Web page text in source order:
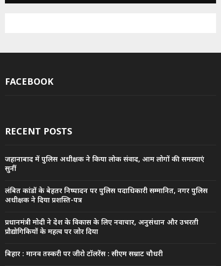
FACEBOOK
RECENT POSTS
जहानाबाद में पुलिस अधीक्षक ने किया लोक संवाद, आम लोगों की समस्याएं
सुनीं
लंबित कांडों के बेहतर निष्पादन पर पुलिस पदाधिकारी सम्मानित, नगर पुलिस
अधीक्षक ने दिया प्रशस्ति-पत्र
प्रधानमंत्री मोदी ने देश के विकास के लिए नवाचार, अनुसंधान और उभरती
प्रौद्योगिकियों के महत्व पर जोर दिया
बिहार : मानव तस्करी पर जीरो टॉलरेंस : सीएम सम्राट चौधरी